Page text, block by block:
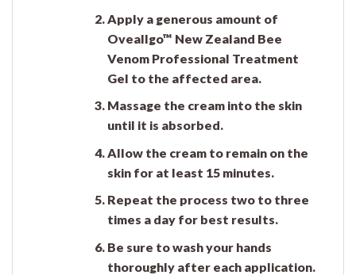
Apply a generous amount of
Oveallgo™ New Zealand Bee
Venom Professional Treatment
Gel to the affected area.
Massage the cream into the skin
until it is absorbed.
Allow the cream to remain on the
skin for at least 15 minutes.
Repeat the process two to three
times a day for best results.
Be sure to wash your hands
thoroughly after each application.